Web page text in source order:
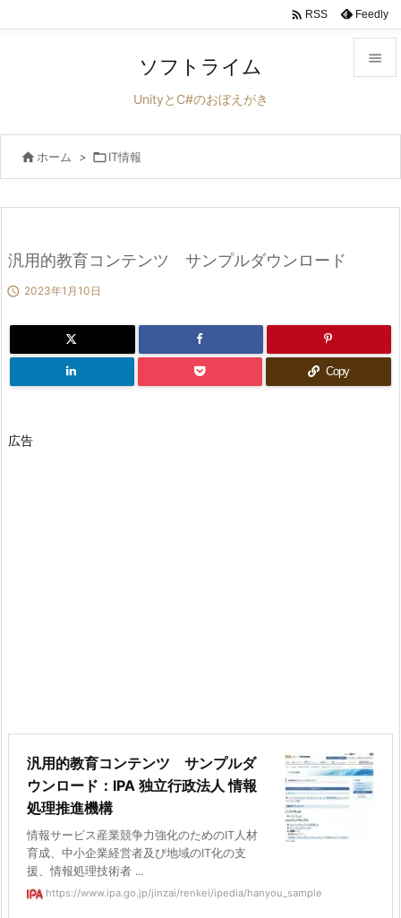


前へ
 RSS Feedly
ソフトライム
UnityとC#のおぼえがき
 ホーム > IT情報
汎用的教育コンテンツ サンプルダウンロード
 2023年1月10日
Copy
広告
汎用的教育コンテンツ サンプルダ
ウンロード：IPA 独立行政法人 情報
処理推進機構
情報サービス産業競争力強化のためのIT人材
育成、中小企業経営者及び地域のIT化の支
援、情報処理技術者 ...
https://www.ipa.go.jp/jinzai/renkei/ipedia/hanyou_sample